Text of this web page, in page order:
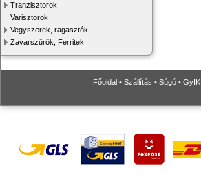
Tranzisztorok
Varisztorok
Vegyszerek, ragasztók
Zavarszűrők, Ferritek
Főoldal • Szállítás • Súgó • GyIK